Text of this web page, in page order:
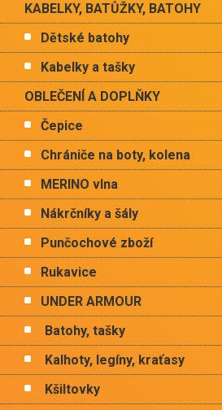
KABELKY, BATŮŽKY, BATOHY
Dětské batohy
Kabelky a tašky
OBLEČENÍ A DOPLŇKY
Čepice
Chrániče na boty, kolena
MERINO vlna
Nákrčníky a šály
Punčochové zboží
Rukavice
UNDER ARMOUR
Batohy, tašky
Kalhoty, legíny, kraťasy
Kšiltovky